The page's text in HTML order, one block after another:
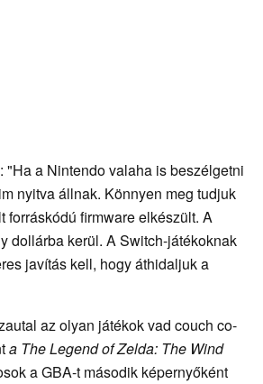
"Ha a Nintendo valaha is beszélgetni
nyitva állnak. Könnyen meg tudjuk
forráskódú firmware elkészült. A
dollárba kerül. A Switch-játékoknak
javítás kell, hogy áthidaljuk a
az olyan játékok vad couch co-
a The Legend ofZelda: The Wind
a GBA-t második képernyőként